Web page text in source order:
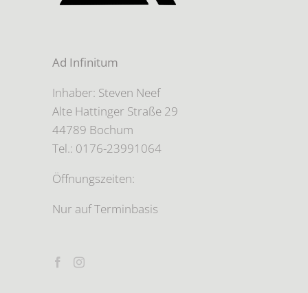
Ad Infinitum
Inhaber: Steven Neef
Alte Hattinger Straße 29
44789 Bochum
Tel.: 0176-23991064
Öffnungszeiten:
Nur auf Terminbasis